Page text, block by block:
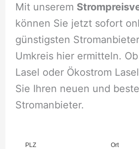
Mit unserem
können Sie jetzt sofort
günstigsten
Umkreis hier ermitteln.
Lasel oder Ökostrom
Sie Ihren neuen und
Stromanbieter.